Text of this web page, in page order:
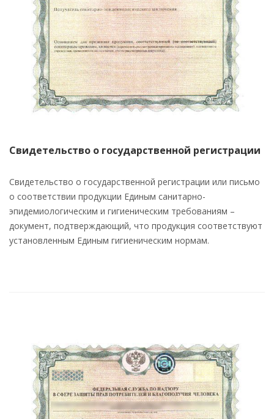
Свидетельство о государственной регистрации
Свидетельство о государственной регистрации или письмо
о соответствии продукции Единым санитарно-
эпидемиологическим и гигиеническим требованиям –
документ, подтверждающий, что продукция соответствуют
установленным Единым гигиеническим нормам.